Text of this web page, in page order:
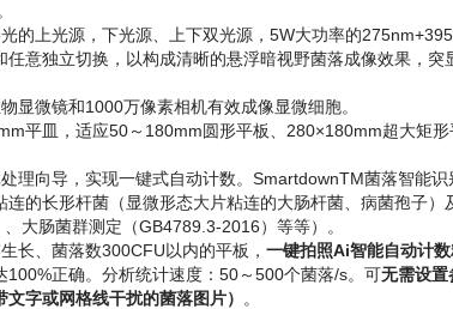
光的上光源，下光源、上下双光源，5W大功率的
任意独立切换，以构成清晰的悬浮暗视野菌落成像效果，
显微镜和1000万像素相机有效成像显微细胞。
平皿，适应50～180mm圆形平板、280×180mm超大矩形
理向导，实现一键式自动计数。SmartdownTM菌落智能
连的长形杆菌（显微形态大片粘连的大肠杆菌、病菌孢子
、大肠菌群测定（GB4789.3-2016）等等）。
长、菌落数300CFU以内的平板， 一键拍照Ai智能自动计
100%正确。分析统计速度：50～500个菌落/s。可无需设置
字或网格线干扰的菌落图片）
。